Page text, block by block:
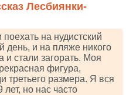
Лесбиянки-
на нудистский
день, и на пляже никого
стали загорать. Моя
фигура,
третьего размера. Я вся
но нас часто